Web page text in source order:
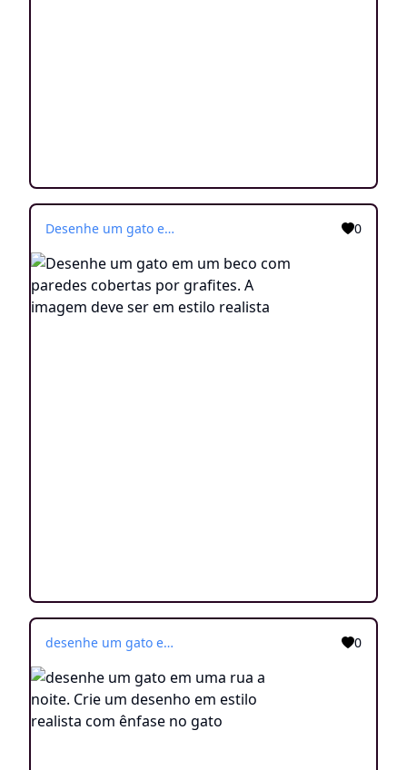
Desenhe um gato em um beco com paredes cobertas por grafites. A imagem deve ser em estilo realista 0
desenhe um gato em uma rua a noite. Crie um desenho em estilo realista com ênfase no gato 0